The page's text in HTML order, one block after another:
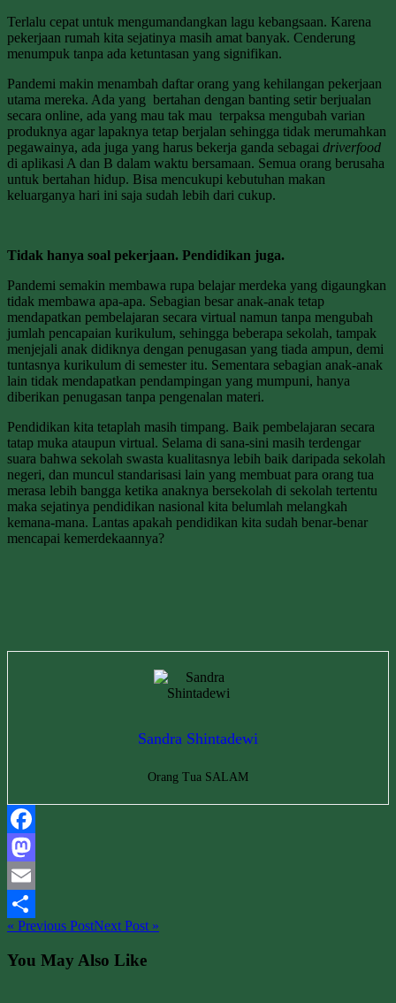
Terlalu cepat untuk mengumandangkan lagu kebangsaan. Karena
pekerjaan rumah kita sejatinya masih amat banyak. Cenderung
menumpuk tanpa ada ketuntasan yang signifikan.
Pandemi makin menambah daftar orang yang kehilangan pekerjaan
utama mereka. Ada yang bertahan dengan banting setir berjualan
secara online, ada yang mau tak mau terpaksa mengubah varian
produknya agar lapaknya tetap berjalan sehingga tidak merumahkan
pegawainya, ada juga yang harus bekerja ganda sebagai driverfood
di aplikasi A dan B dalam waktu bersamaan. Semua orang berusaha
untuk bertahan hidup. Bisa mencukupi kebutuhan makan
keluarganya hari ini saja sudah lebih dari cukup.
Tidak hanya soal pekerjaan. Pendidikan juga.
Pandemi semakin membawa rupa belajar merdeka yang digaungkan
tidak membawa apa-apa. Sebagian besar anak-anak tetap
mendapatkan pembelajaran secara virtual namun tanpa mengubah
jumlah pencapaian kurikulum, sehingga beberapa sekolah, tampak
menjejali anak didiknya dengan penugasan yang tiada ampun, demi
tuntasnya kurikulum di semester itu. Sementara sebagian anak-anak
lain tidak mendapatkan pendampingan yang mumpuni, hanya
diberikan penugasan tanpa pengenalan materi.
Pendidikan kita tetaplah masih timpang. Baik pembelajaran secara
tatap muka ataupun virtual. Selama di sana-sini masih terdengar
suara bahwa sekolah swasta kualitasnya lebih baik daripada sekolah
negeri, dan muncul standarisasi lain yang membuat para orang tua
merasa lebih bangga ketika anaknya bersekolah di sekolah tertentu
maka sejatinya pendidikan nasional kita belumlah melangkah
kemana-mana. Lantas apakah pendidikan kita sudah benar-benar
mencapai kemerdekaannya?
Sandra Shintadewi
Orang Tua SALAM
Facebook
Mastodon
Email
Share
« Previous PostNext Post »
You May Also Like